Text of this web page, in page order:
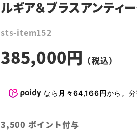
ルギア＆ブラスアンティ
sts-item152
385,000
なら 月々64,166円から。
3,500 ポイント付与